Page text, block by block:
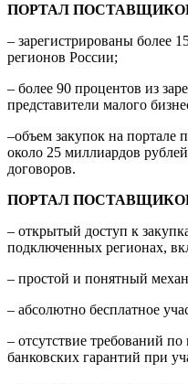
ПОРТАЛ
– зарегистрированы более
регионов России;
– более 90 процентов из
представители малого
–объем закупок на портале
около 25 миллиардов
договоров.
ПОРТАЛ
– открытый доступ к
подключенных регионах,
– простой и понятный
– абсолютно бесплатное
– отсутствие требований
банковских гарантий при